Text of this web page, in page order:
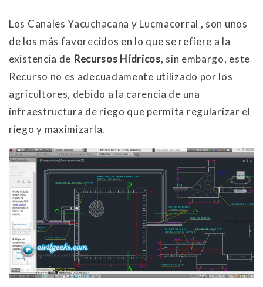
Los Canales Yacuchacana y Lucmacorral , son unos
de los más favorecidos en lo que se refiere a la
existencia de Recursos Hídricos, sin embargo, este
Recurso no es adecuadamente utilizado por los
agricultores, debido a la carencia de una
infraestructura de riego que permita regularizar el
riego y maximizarla.